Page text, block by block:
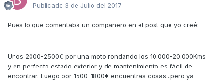
Publicado 3 de Julio del 2017
Pues lo que comentaba un compañero en el post que yo creé:
Unos 2000-2500€ por una moto rondando los 10.000-20.000Kms
y en perfecto estado exterior y de mantenimiento es fácil de
encontrar. Luego por 1500-1800€ encuentras cosas...pero ya